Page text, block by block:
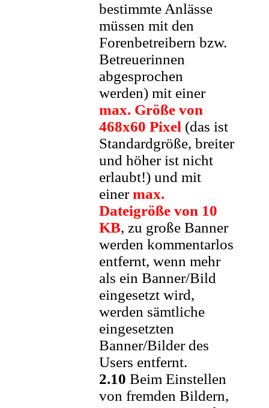
bestimmte Anlässe
müssen mit den
Forenbetreibern bzw.
Betreuerinnen
abgesprochen
werden) mit einer
max. Größe von
468x60 Pixel (das ist
Standardgröße, breiter
und höher ist nicht
erlaubt!) und mit
einermax.
Dateigröße von 10
KB, zu große Banner
werden kommentarlos
entfernt, wenn mehr
als ein Banner/Bild
eingesetzt wird,
werden sämtliche
eingesetzten
Banner/Bilder des
Users entfernt.
2.10 Beim Einstellen
von fremden Bildern,